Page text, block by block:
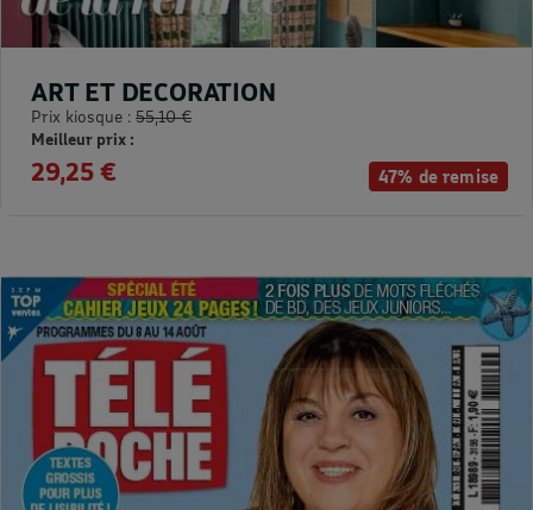
47% de remise
ART ET DECORATION
Prix kiosque : 55,10 €
Meilleur prix :
29,25 €